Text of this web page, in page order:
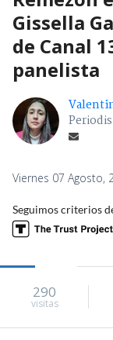
Gissella
de Canal
panelista
Viernes 07 Agosto,
Seguimos criterios
290
visitas